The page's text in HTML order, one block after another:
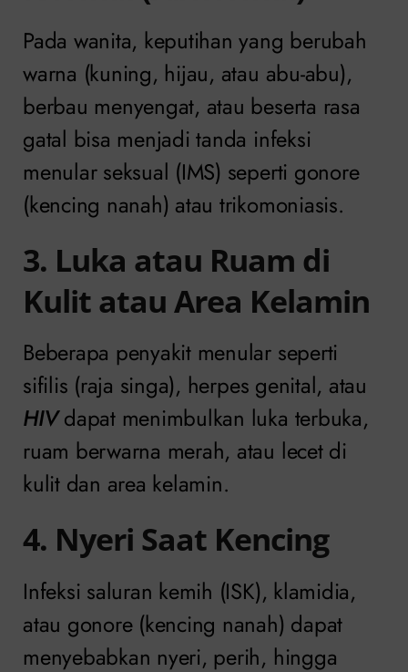
Pada wanita, keputihan yang berubah
warna (kuning, hijau, atau abu-abu),
berbau menyengat, atau beserta rasa
gatal bisa menjadi tanda infeksi
menular seksual (IMS) seperti gonore
(kencing nanah) atau trikomoniasis.
3. Luka atau Ruam di
Kulit atau Area Kelamin
Beberapa penyakit menular seperti
sifilis (raja singa), herpes genital, atau
HIVdapat menimbulkan luka terbuka,
ruam berwarna merah, atau lecet di
kulit dan area kelamin.
4. Nyeri Saat Kencing
Infeksi saluran kemih (ISK), klamidia,
atau gonore (kencing nanah) dapat
menyebabkan nyeri, perih, hingga